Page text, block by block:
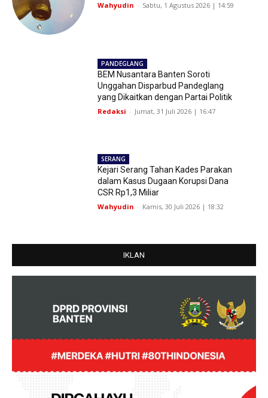
Wahyudin - Sabtu, 1 Agustus 2026 | 14:59
PANDEGLANG
BEM Nusantara Banten Soroti
Unggahan Disparbud Pandeglang
yang Dikaitkan dengan Partai Politik
Redaksi - Jumat, 31 Juli 2026 | 16:47
SERANG
Kejari Serang Tahan Kades Parakan
dalam Kasus Dugaan Korupsi Dana
CSR Rp1,3 Miliar
Wahyudin - Kamis, 30 Juli 2026 | 18:32
IKLAN